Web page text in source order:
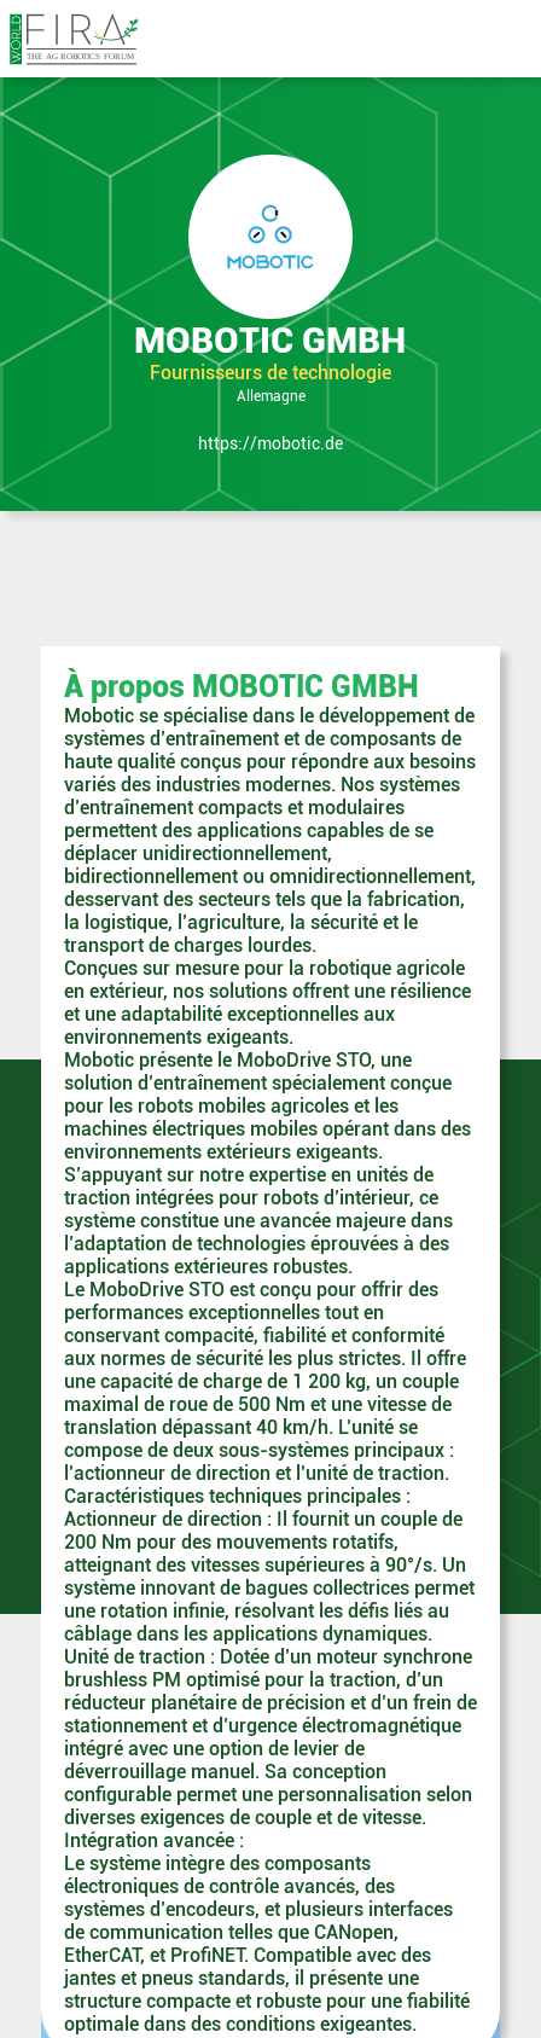
en Expo
MOBOTIC GMBH
Fournisseurs de technologie
Allemagne
https://mobotic.de
À propos MOBOTIC GMBH
Mobotic se spécialise dans le développement de
systèmes d’entraînement et de composants de
haute qualité conçus pour répondre aux besoins
variés des industries modernes. Nos systèmes
d’entraînement compacts et modulaires
permettent des applications capables de se
déplacer unidirectionnellement,
bidirectionnellement ou omnidirectionnellement,
desservant des secteurs tels que la fabrication,
la logistique, l’agriculture, la sécurité et le
transport de charges lourdes.
Conçues sur mesure pour la robotique agricole
en extérieur, nos solutions offrent une résilience
et une adaptabilité exceptionnelles aux
environnements exigeants.
Mobotic présente le MoboDrive STO, une
solution d’entraînement spécialement conçue
pour les robots mobiles agricoles et les
machines électriques mobiles opérant dans des
environnements extérieurs exigeants.
S’appuyant sur notre expertise en unités de
traction intégrées pour robots d’intérieur, ce
système constitue une avancée majeure dans
l’adaptation de technologies éprouvées à des
applications extérieures robustes.
Le MoboDrive STO est conçu pour offrir des
performances exceptionnelles tout en
conservant compacité, fiabilité et conformité
aux normes de sécurité les plus strictes. Il offre
une capacité de charge de 1 200 kg, un couple
maximal de roue de 500 Nm et une vitesse de
translation dépassant 40 km/h. L’unité se
compose de deux sous-systèmes principaux :
l’actionneur de direction et l’unité de traction.
Caractéristiques techniques principales :
Actionneur de direction : Il fournit un couple de
200 Nm pour des mouvements rotatifs,
atteignant des vitesses supérieures à 90°/s. Un
système innovant de bagues collectrices permet
une rotation infinie, résolvant les défis liés au
câblage dans les applications dynamiques.
Unité de traction : Dotée d’un moteur synchrone
brushless PM optimisé pour la traction, d’un
réducteur planétaire de précision et d’un frein de
stationnement et d’urgence électromagnétique
intégré avec une option de levier de
déverrouillage manuel. Sa conception
configurable permet une personnalisation selon
diverses exigences de couple et de vitesse.
Intégration avancée :
Le système intègre des composants
électroniques de contrôle avancés, des
systèmes d’encodeurs, et plusieurs interfaces
de communication telles que CANopen,
EtherCAT, et ProfiNET. Compatible avec des
jantes et pneus standards, il présente une
structure compacte et robuste pour une fiabilité
optimale dans des conditions exigeantes.